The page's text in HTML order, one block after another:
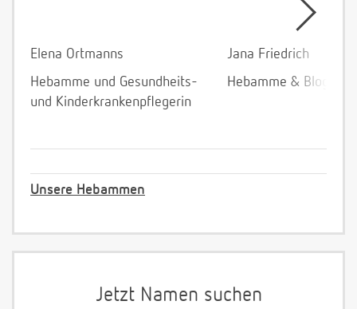
Elena Ortmanns
Hebamme und Gesundheits-
und Kinderkrankenpflegerin
Jana Friedrich
Hebamme &
Unsere Hebammen
Jetzt Namen suchen